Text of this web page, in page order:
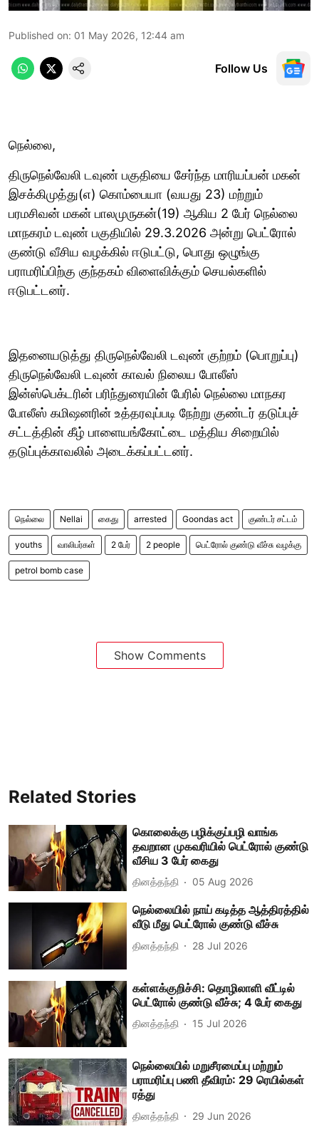
Published on: 01 May 2026, 12:44 am
Follow Us
நெல்லை,
திருநெல்வேலி டவுண் பகுதியை சேர்ந்த மாரியப்பன் மகன்
இசக்கிமுத்து(எ) கொம்பையா (வயது 23) மற்றும்
பரமசிவன் மகன் பாலமுருகன்(19) ஆகிய 2 பேர் நெல்லை
மாநகரம் டவுண் பகுதியில் 29.3.2026 அன்று பெட்ரோல்
குண்டு வீசிய வழக்கில் ஈடுபட்டு, பொது ஒழுங்கு
பராமரிப்பிற்கு குந்தகம் விளைவிக்கும் செயல்களில்
ஈடுபட்டனர்.
இதனையடுத்து திருநெல்வேலி டவுண் குற்றம் (பொறுப்பு)
திருநெல்வேலி டவுண் காவல் நிலைய போலீஸ்
இன்ஸ்பெக்டரின் பரிந்துரையின் பேரில் நெல்லை மாநகர
போலீஸ் கமிஷனரின் உத்தரவுப்படி நேற்று குண்டர் தடுப்புச்
சட்டத்தின் கீழ் பாளையங்கோட்டை மத்திய சிறையில்
தடுப்புக்காவலில் அடைக்கப்பட்டனர்.
நெல்லை Nellai கைது arrested Goondas act குண்டர் சட்டம்
youths வாலிபர்கள் 2 பேர் 2 people பெட்ரோல் குண்டு வீச்சு வழக்கு
petrol bomb case
Show Comments
Related Stories
கொலைக்கு பழிக்குப்பழி வாங்க
தவறான முகவரியில் பெட்ரோல் குண்டு
வீசிய 3 பேர் கைது
தினத்தந்தி 05 Aug 2026
நெல்லையில் நாய் கடித்த ஆத்திரத்தில்
வீடு மீது பெட்ரோல் குண்டு வீச்சு
தினத்தந்தி 28 Jul 2026
கள்ளக்குறிச்சி: தொழிலாளி வீட்டில்
பெட்ரோல் குண்டு வீச்சு; 4 பேர் கைது
தினத்தந்தி 15 Jul 2026
நெல்லையில் மறுசீரமைப்பு மற்றும்
பராமரிப்பு பணி தீவிரம்: 29 ரெயில்கள்
ரத்து
தினத்தந்தி 29 Jun 2026